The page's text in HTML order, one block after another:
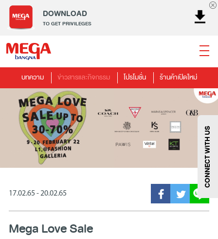
DOWNLOAD
TO GET PRIVILEGES
ธนาคาร ร้านอาหาร เอ็นเตอร์เทนเม้นท์
แฟชั่น
เครื่องประดับ
การตกแต่งบ้าน แม่และเด็ก
ไลฟ์สไตล์
บริการ
เมกา สมาร์ท คิดส์ กีฬา
ซูเปอร์มาร์เก็ต
แกดเจ็ตและเทคโนโลยี
สุขภาพและความงาม
แฟชั่น @Megabangna
CONNECT WITH US
บทความ ข่าวสารและกิจกรรม โปรโมชั่น ร้านค้าเปิดใหม่
17.02.65 - 20.02.65
Mega Love Sale